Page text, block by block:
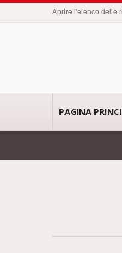
Aprire l'elenco delle
PAGINA